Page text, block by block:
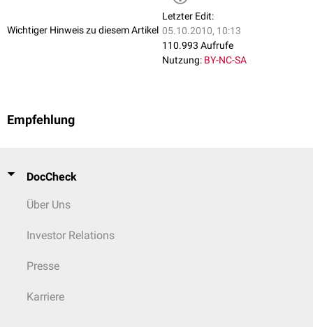
Wichtiger Hinweis zu diesem Artikel
Letzter Edit:
05.10.2010, 10:13
110.993 Aufrufe
Nutzung: BY-NC-SA
Empfehlung
DocCheck
Über Uns
Investor Relations
Presse
Karriere